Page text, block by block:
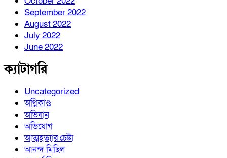
September 2022
August 2022
July 2022
June 2022
ক্যাটাগরি
Uncategorized
অগ্নিকাণ্ড
অভিযান
অভিযোগ
আত্মহত্যার চেষ্টা
আনন্দ মিছিল